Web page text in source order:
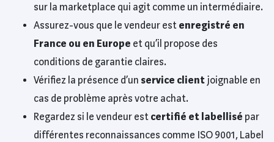
sur la marketplace qui agit comme un intermédiaire.
Assurez-vous que le vendeur est enregistré en
France ou en Europe et qu’il propose des
conditions de garantie claires.
Vérifiez la présence d’un service client joignable en
cas de problème après votre achat.
Regardez si le vendeur est certifié et labellisé par
différentes reconnaissances comme ISO 9001, Label